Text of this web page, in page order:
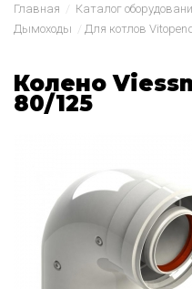
Главная Каталог
Дымоходы
Для котлов
Колено
80/125